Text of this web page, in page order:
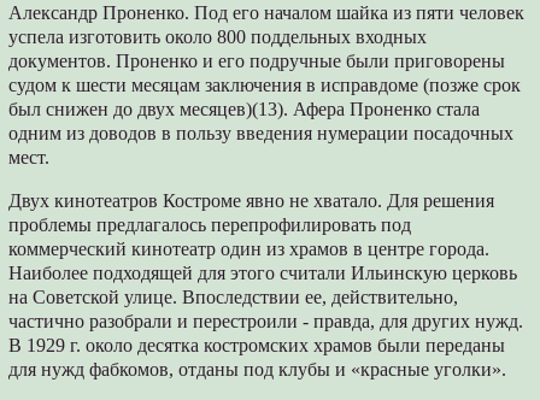
Александр Проненко. Под его началом шайка из пяти человек
успела изготовить около 800 поддельных входных
документов. Проненко и его подручные были приговорены
судом к ше­сти месяцам заключения в исправдоме (позже срок
был снижен до двух месяцев)(13). Афера Проненко стала
одним из доводов в пользу введения нумерации посадочных
мест.
Двух кинотеатров Костроме явно не хва­тало. Для решения
проблемы предлагалось перепрофилировать под
коммерческий кино­театр один из храмов в центре города.
Наибо­лее подходящей для этого считали Ильинскую церковь
на Советской улице. Впоследствии ее, действительно,
частично разобрали и пе­рестроили - правда, для других нужд.
В 1929 г. около десятка костромских храмов были пере­даны
для нужд фабкомов, отданы под клубы и «красные уголки».